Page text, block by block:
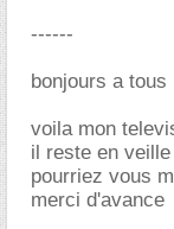
------
bonjours a tous
voila mon
il reste en
pourriez vous
merci d'avance